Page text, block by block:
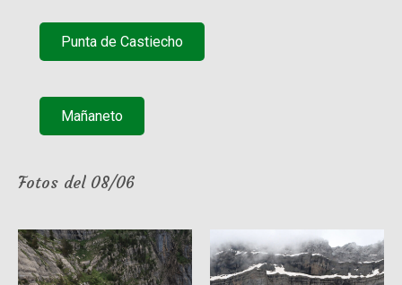
Punta de Castiecho
Mañaneto
Fotos del 08/06